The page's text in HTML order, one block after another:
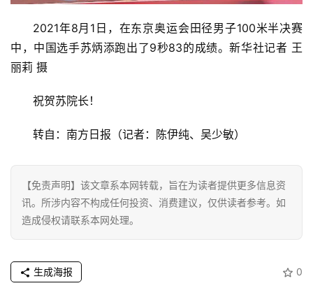
经
车
新
能
源
2021年8月1日，在东京奥运会田径男子100米半决赛
中，中国选手苏炳添跑出了9秒83的成绩。新华社记者 王
丽莉 摄
祝贺苏院长！
转自：南方日报（记者：陈伊纯、吴少敏）
【免责声明】该文章系本网转载，旨在为读者提供更多信息资
讯。所涉内容不构成任何投资、消费建议，仅供读者参考。如
造成侵权请联系本网处理。
0
生成海报